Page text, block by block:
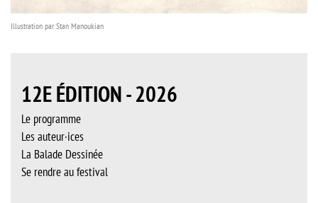
Illustration par Stan Manoukian
12E ÉDITION - 2026
Le programme
Les auteur·ices
La Balade Dessinée
Se rendre au festival